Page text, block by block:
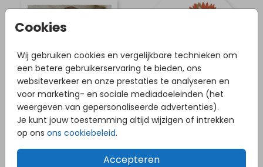
Cookies
Wij gebruiken cookies en vergelijkbare technieken om
een betere gebruikerservaring te bieden, ons
websiteverkeer en onze prestaties te analyseren en
voor marketing- en sociale mediadoeleinden (het
weergeven van gepersonaliseerde advertenties).
Je kunt jouw toestemming altijd wijzigen of intrekken
op ons ons cookiebeleid.
Accepteren
Sticker feest leeuw Ø4cm